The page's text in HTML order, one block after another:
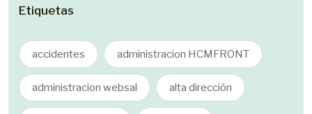
Etiquetas
accidentes administracion HCMFRONT
administracion websal alta dirección